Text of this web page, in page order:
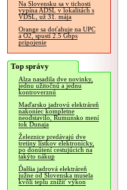
Na Slovensku sa v tichosti
vypína ADSL v lokalitách s
VDSL, už 31. mája
Orange sa doťahuje na UPC
a O2, spustí 2.5 Gbps
pripojenie
Top správy
Alza nasadila dve novinky,
jednu užitočnú a jednu
kontroverznú
Maďarsko jadrovú elektráreň
nakoniec kompletne
neodstavilo, Rumunsko mení
tok Dunaja
Železnice predávajú dve
tretiny lístkov elektronicky,
po donútení cestujúcich na
takýto nákup
Ďalšia jadrová elektráreň
južne od Slovenska musela
kvôli teplu znížiť výkon